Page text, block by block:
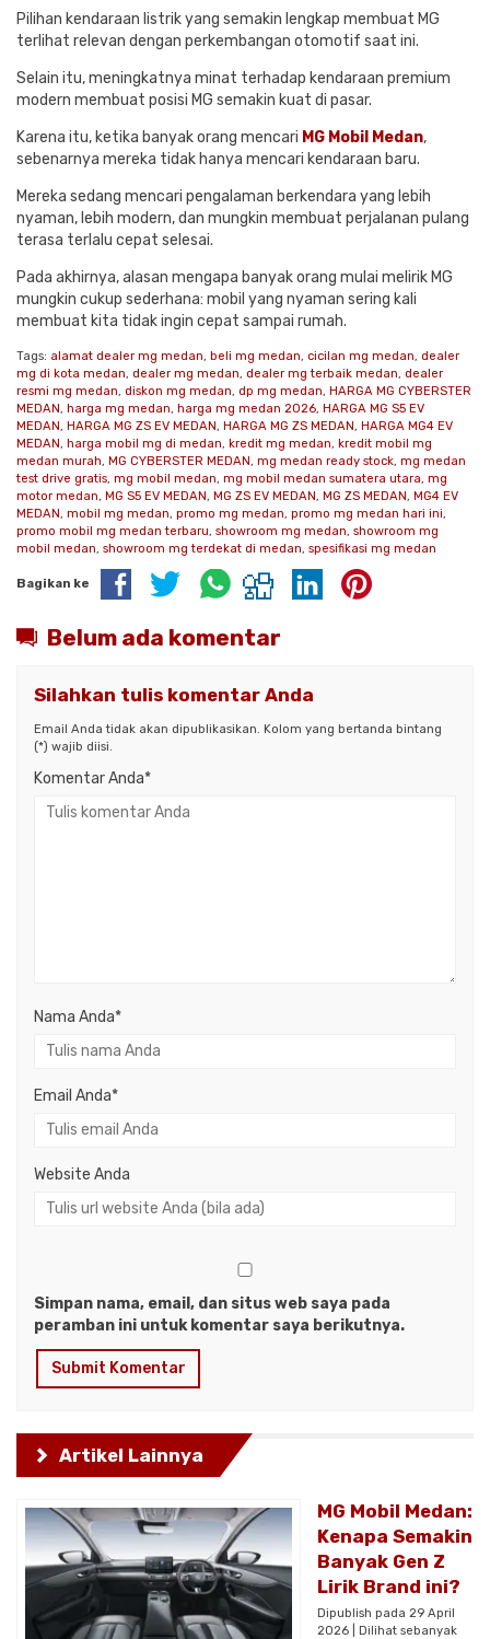
Pilihan kendaraan listrik yang semakin lengkap membuat MG
terlihat relevan dengan perkembangan otomotif saat ini.
Selain itu, meningkatnya minat terhadap kendaraan premium
modern membuat posisi MG semakin kuat di pasar.
Karena itu, ketika banyak orang mencari MG Mobil Medan,
sebenarnya mereka tidak hanya mencari kendaraan baru.
Mereka sedang mencari pengalaman berkendara yang lebih
nyaman, lebih modern, dan mungkin membuat perjalanan pulang
terasa terlalu cepat selesai.
Pada akhirnya, alasan mengapa banyak orang mulai melirik MG
mungkin cukup sederhana: mobil yang nyaman sering kali
membuat kita tidak ingin cepat sampai rumah.
Tags: alamat dealer mg medan, beli mg medan, cicilan mg medan, dealer
mg di kota medan, dealer mg medan, dealer mg terbaik medan, dealer
resmi mg medan, diskon mg medan, dp mg medan, HARGA MG CYBERSTER
MEDAN, harga mg medan, harga mg medan 2026, HARGA MG S5 EV
MEDAN, HARGA MG ZS EV MEDAN, HARGA MG ZS MEDAN, HARGA MG4 EV
MEDAN, harga mobil mg di medan, kredit mg medan, kredit mobil mg
medan murah, MG CYBERSTER MEDAN, mg medan ready stock, mg medan
test drive gratis, mg mobil medan, mg mobil medan sumatera utara, mg
motor medan, MG S5 EV MEDAN, MG ZS EV MEDAN, MG ZS MEDAN, MG4 EV
MEDAN, mobil mg medan, promo mg medan, promo mg medan hari ini,
promo mobil mg medan terbaru, showroom mg medan, showroom mg
mobil medan, showroom mg terdekat di medan, spesifikasi mg medan
Bagikan ke
Belum ada komentar
Silahkan tulis komentar Anda
Email Anda tidak akan dipublikasikan. Kolom yang bertanda bintang
(*) wajib diisi.
Komentar Anda*
Nama Anda*
Email Anda*
Website Anda
Simpan nama, email, dan situs web saya pada
peramban ini untuk komentar saya berikutnya.
Artikel Lainnya
MG Mobil Medan:
Kenapa Semakin
Banyak Gen Z
Lirik Brand ini?
Dipublish pada 29 April
2026 | Dilihat sebanyak